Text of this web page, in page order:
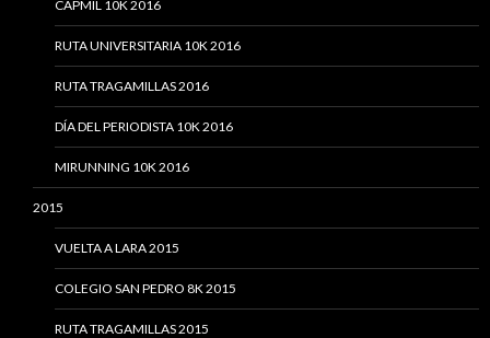
CAPMIL 10K 2016
RUTA UNIVERSITARIA 10K 2016
RUTA TRAGAMILLAS 2016
DÍA DEL PERIODISTA 10K 2016
MIRUNNING 10K 2016
2015
VUELTA A LARA 2015
COLEGIO SAN PEDRO 8K 2015
RUTA TRAGAMILLAS 2015